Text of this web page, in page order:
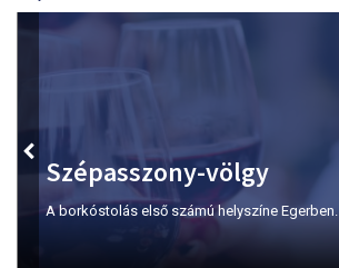
Szépasszony-völgy
A borkóstolás első számú helyszíne Egerben.